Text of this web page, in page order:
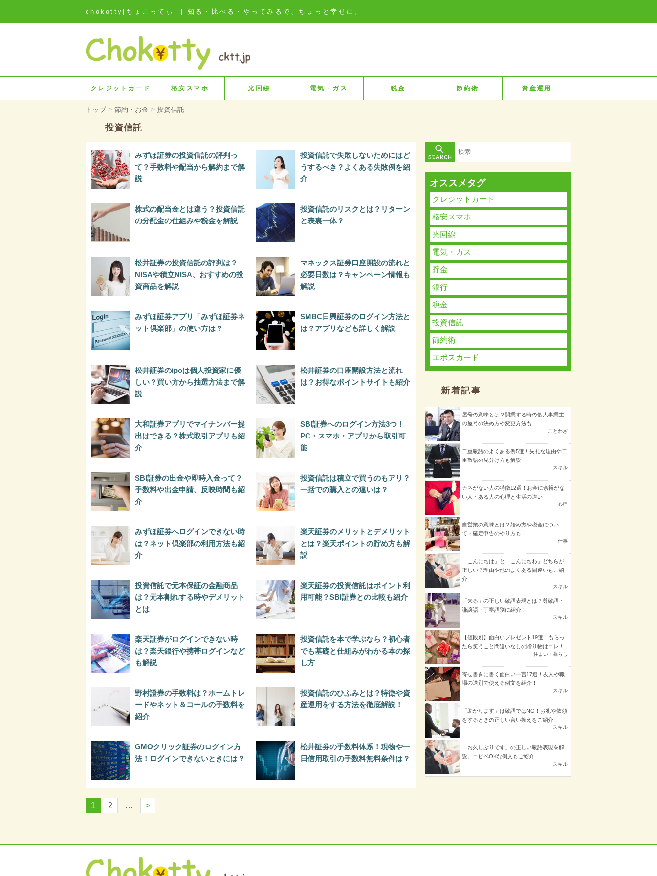
chokotty[ちょこってぃ] | 知る・比べる・やってみるで、ちょっと幸せに。
クレジットカード 格安スマホ 光回線 電気・ガス 税金 節約術 資産運用
トップ > 節約・お金 > 投資信託
投資信託
みずほ証券の投資信託の評判っ
て？手数料や配当から解約まで解
説
投資信託で失敗しないためにはど
うするべき？よくある失敗例を紹
介
株式の配当金とは違う？投資信託
の分配金の仕組みや税金を解説
投資信託のリスクとは？リターン
と表裏一体？
松井証券の投資信託の評判は？
NISAや積立NISA、おすすめの投
資商品を解説
マネックス証券口座開設の流れと
必要日数は？キャンペーン情報も
解説
みずほ証券アプリ「みずほ証券ネ
ット倶楽部」の使い方は？
SMBC日興証券のログイン方法と
は？アプリなども詳しく解説
松井証券のipoは個人投資家に優
しい？買い方から抽選方法まで解
説
松井証券の口座開設方法と流れ
は？お得なポイントサイトも紹介
大和証券アプリでマイナンバー提
出はできる？株式取引アプリも紹
介
SBI証券へのログイン方法3つ！
PC・スマホ・アプリから取引可
能
SBI証券の出金や即時入金って？
手数料や出金申請、反映時間も紹
介
投資信託は積立で買うのもアリ？
一括での購入との違いは？
みずほ証券へログインできない時
は？ネット倶楽部の利用方法も紹
介
楽天証券のメリットとデメリット
とは？楽天ポイントの貯め方も解
説
投資信託で元本保証の金融商品
は？元本割れする時やデメリット
とは
楽天証券の投資信託はポイント利
用可能？SBI証券との比較も紹介
楽天証券がログインできない時
は？楽天銀行や携帯ログインなど
も解説
投資信託を本で学ぶなら？初心者
でも基礎と仕組みがわかる本の探
し方
野村證券の手数料は？ホームトレ
ードやネット＆コールの手数料を
紹介
投資信託のひふみとは？特徴や資
産運用をする方法を徹底解説！
GMOクリック証券のログイン方
法！ログインできないときには？
松井証券の手数料体系！現物や一
日信用取引の手数料無料条件は？
1 2 … >
オススメタグ
クレジットカード
格安スマホ
光回線
電気・ガス
貯金
銀行
税金
投資信託
節約術
エポスカード
新着記事
屋号の意味とは？開業する時の個人事業主
の屋号の決め方や変更方法も
ことわざ
二重敬語のよくある例5選！失礼な理由や二
重敬語の見分け方も解説
スキル
カネがない人の特徴12選！お金に余裕がな
い人・ある人の心理と生活の違い
心理
自営業の意味とは？始め方や税金につい
て・確定申告のやり方も
仕事
「こんにちは」と「こんにちわ」どちらが
正しい？理由や他のよくある間違いもご紹
介
スキル
「来る」の正しい敬語表現とは？尊敬語・
謙譲語・丁寧語別に紹介！
スキル
【値段別】面白いプレゼント19選！もらっ
たら笑うこと間違いなしの贈り物はコレ！
住まい・暮らし
寄せ書きに書く面白い一言17選！友人や職
場の送別で使える例文を紹介！
スキル
「助かります」は敬語ではNG！お礼や依頼
をするときの正しい言い換えをご紹介
スキル
「お久しぶりです」の正しい敬語表現を解
説。コピペOKな例文もご紹介
スキル